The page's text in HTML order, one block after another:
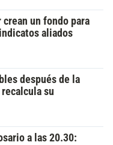
un fondo para
aliados
después de la
su
a las 20.30: